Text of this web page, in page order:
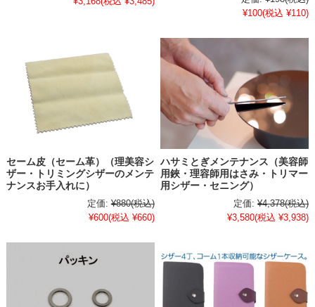
¥100(税込 ¥110)
セーム皮（セーム革）（理美容シ
ザー・トリミングシザーのメンテ
ナンスお手入れに）
定価: ¥880(税込)
¥600(税込 ¥660)
ハサミとぎメンテナンス（美容師
用鋏・理容師用はさみ・トリマー
用シザー・セニング）
定価: ¥4,378(税込)
¥3,580(税込 ¥3,938)